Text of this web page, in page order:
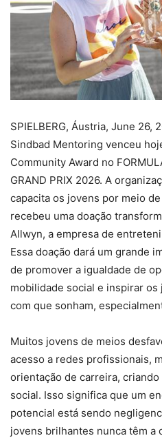
SPIELBERG, Áustria, June 26,
Sindbad Mentoring venceu
Community Award no
GRAND PRIX 2026. A
capacita os jovens por meio
recebeu uma doação
Allwyn, a empresa de
Essa doação dará um grande
de promover a igualdade de
mobilidade social e inspirar
com que sonham,
Muitos jovens de meios
acesso a redes profissionais,
orientação de carreira,
social. Isso significa que um
potencial está sendo
jovens brilhantes nunca têm a